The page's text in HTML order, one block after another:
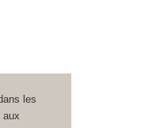
les
aux